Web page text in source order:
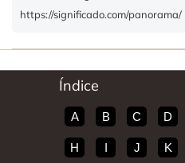
https://significado.com/panorama/
Índice
A B C D
H I J K